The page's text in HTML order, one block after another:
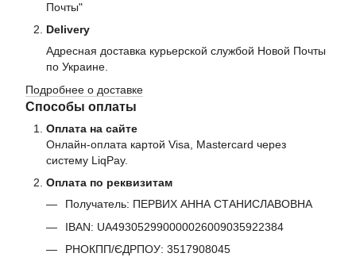
Почты"
Delivery
Адресная доставка курьерской службой Новой Почты
по Украине.
Подробнее о доставке
Способы оплаты
Оплата на сайте
Онлайн-оплата картой Visa, Mastercard через
систему LiqPay.
Оплата по реквизитам
Получатель: ПЕРВИХ АННА СТАНИСЛАВОВНА
IBAN: UA493052990000026009035922384
РНОКПП/ЄДРПОУ: 3517908045